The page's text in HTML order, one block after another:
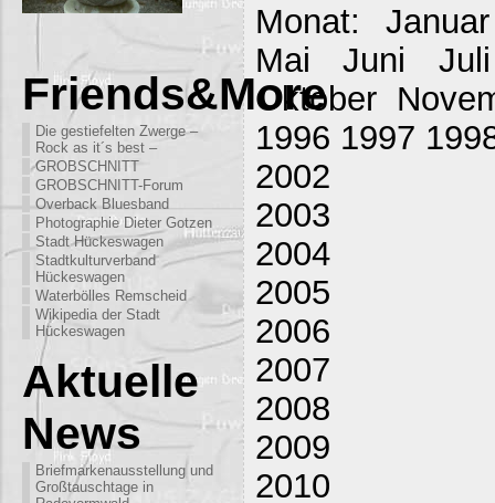
Friends&More
Die gestiefelten Zwerge –
Rock as it´s best –
GROBSCHNITT
GROBSCHNITT-Forum
Overback Bluesband
Photographie Dieter Gotzen
Stadt Hückeswagen
Stadtkulturverband
Hückeswagen
Waterbölles Remscheid
Wikipedia der Stadt
Hückeswagen
Aktuelle
News
Briefmarkenausstellung und
Großtauschtage in
Monat:
Mai Juni Juli
Oktober
1996 1997
2002
2003
2004
2005
2006
2007
2008
2009
2010